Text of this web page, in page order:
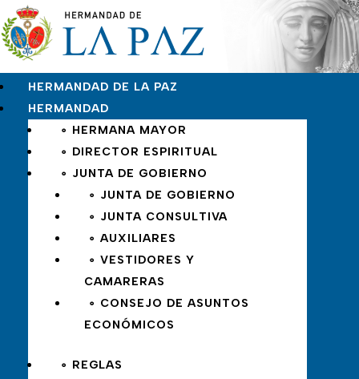
HERMANDAD DE LA PAZ
HERMANDAD
∘ HERMANA MAYOR
∘ DIRECTOR ESPIRITUAL
∘ JUNTA DE GOBIERNO
∘ JUNTA DE GOBIERNO
∘ JUNTA CONSULTIVA
∘ AUXILIARES
∘ VESTIDORES Y
CAMARERAS
∘ CONSEJO DE ASUNTOS
ECONÓMICOS
∘ REGLAS